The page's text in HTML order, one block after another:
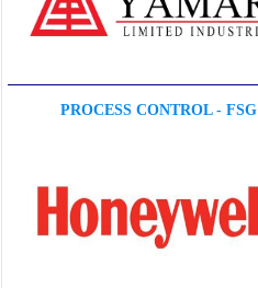
PROCESS CONTROL - FSG